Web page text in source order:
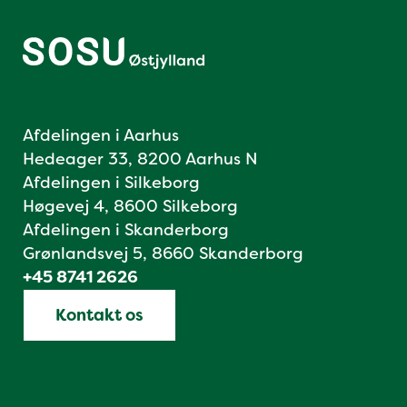
Afdelingen i Aarhus
Hedeager 33, 8200 Aarhus N
Afdelingen i Silkeborg
Høgevej 4, 8600 Silkeborg
Afdelingen i Skanderborg
Grønlandsvej 5, 8660 Skanderborg
+45 8741 2626
Kontakt os